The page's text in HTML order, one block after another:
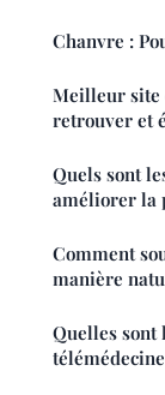
Chanvre :
Meilleur site
retrouver et
Quels sont
améliorer la
Comment
manière
Quelles sont